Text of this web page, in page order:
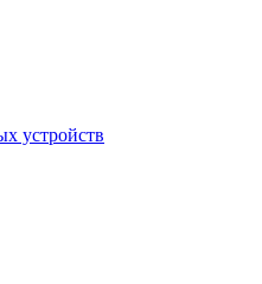
устройств